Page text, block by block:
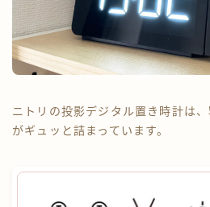
ニトリの投影デジタル置き時計は
がギュッと詰まっています。